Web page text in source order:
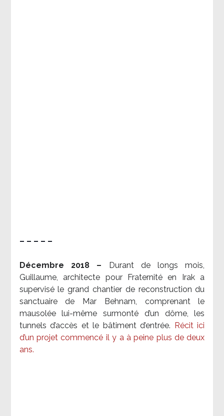
– – – – –
Décembre 2018 –
Durant de longs mois,
Guillaume, architecte pour Fraternité en Irak a
supervisé le grand chantier de reconstruction du
sanctuaire de Mar Behnam, comprenant le
mausolée lui-même surmonté d’un dôme, les
tunnels d’accès et le bâtiment d’entrée.
Récit ici
d’un projet commencé il y a à peine plus de deux
ans.